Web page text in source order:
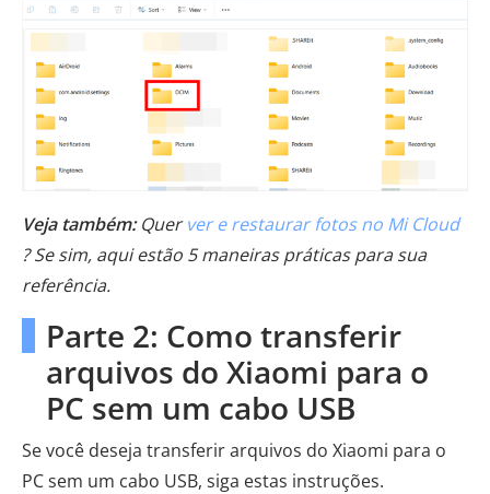
Veja também: Querver e restaurar fotos no Mi Cloud
? Se sim, aqui estão 5 maneiras práticas para sua
referência.
Parte 2: Como transferir
arquivos do Xiaomi para o
PC sem um cabo USB
Se você deseja transferir arquivos do Xiaomi para o
PC sem um cabo USB, siga estas instruções.